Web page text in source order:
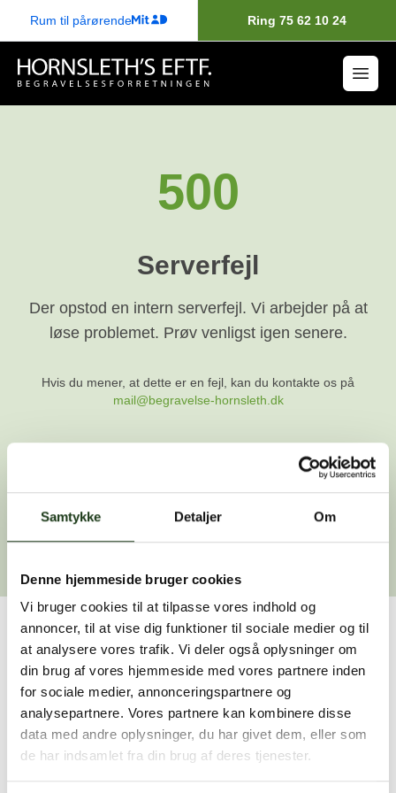
Samtykke Detaljer Om
Denne hjemmeside bruger cookies
Vi bruger cookies til at tilpasse vores indhold og
annoncer, til at vise dig funktioner til sociale medier og til
at analysere vores trafik. Vi deler også oplysninger om
din brug af vores hjemmeside med vores partnere inden
for sociale medier, annonceringspartnere og
analysepartnere. Vores partnere kan kombinere disse
data med andre oplysninger, du har givet dem, eller som
de har indsamlet fra din brug af deres tjenester.
Rum til pårørende Ring 75 62 10 24
500
Serverfejl
Der opstod en intern serverfejl. Vi arbejder på at
løse problemet. Prøv venligst igen senere.
Hvis du mener, at dette er en fejl, kan du kontakte os på
mail@begravelse-hornsleth.dk
Gå tilbage
Har du brug for hjælp?
Vi er her for at hjælpe dig. Du er velkommen til at kontakte
os, hvis du har spørgsmål eller brug for assistance.
59 45 10 14
Find nærmeste afdeling